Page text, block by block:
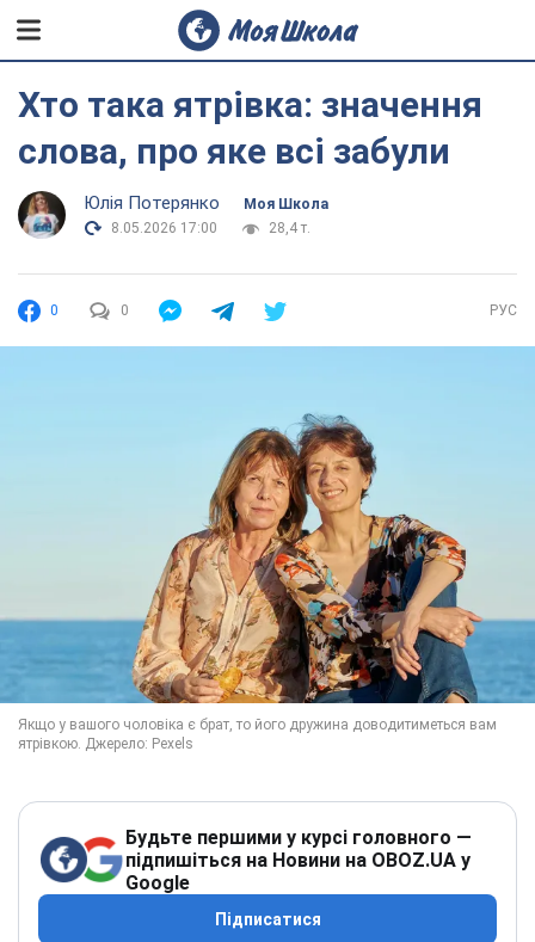
Хто така ятрівка: значення
слова, про яке всі забули
Юлія Потерянко
Моя Школа
8.05.2026 17:00
28,4 т.
0 0 РУС
Будьте першими у курсі головного —
підпишіться на Новини на OBOZ.UA у
Google
Підписатися